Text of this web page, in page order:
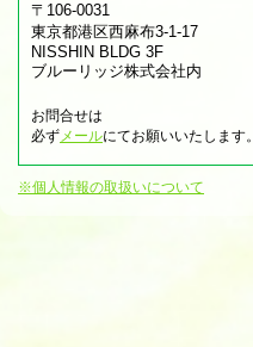
〒106-0031
東京都港区西麻布3-1-17
NISSHIN BLDG 3F
ブルーリッジ株式会社内
お問合せは
必ずメールにてお願いいたします。
※個人情報の取扱いについて